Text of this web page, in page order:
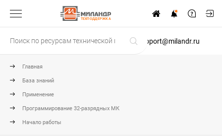
ТЕХПОДДЕРЖКА
support@milandr.ru
Главная
База знаний
Применение
Программирование 32-разрядных МК
Начало работы